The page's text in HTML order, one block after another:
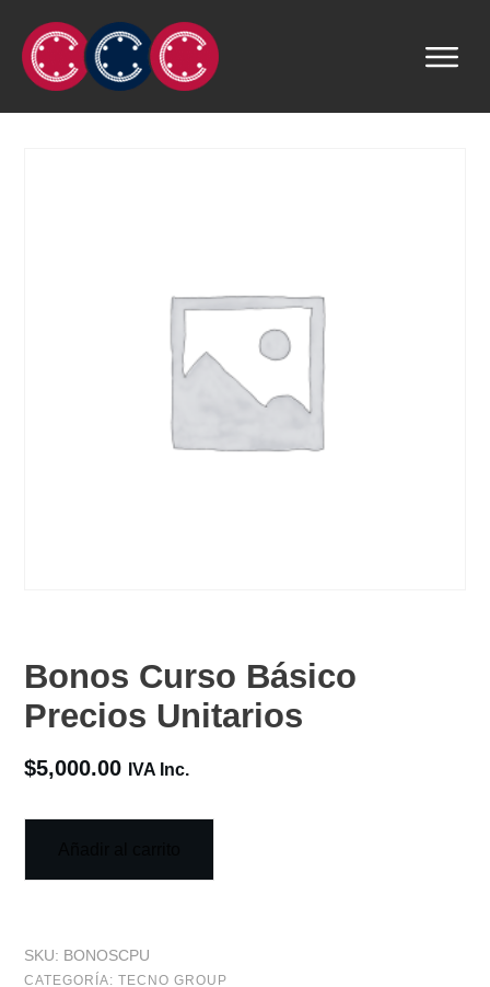
Bonos Curso Básico
Precios Unitarios
$5,000.00 IVA Inc.
SKU: BONOSCPU
CATEGORÍA: TECNO GROUP